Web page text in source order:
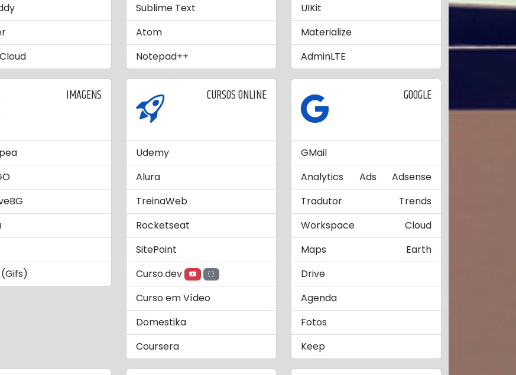
Sublime Text
Atom
Notepad++
UIKit
Materialize
AdminLTE
IMAGENS CURSOS ONLINE
Udemy
Alura
TreinaWeb
Rocketseat
SitePoint
Curso.dev
Curso em Vídeo
Domestika
Coursera
GOOGLE
GMail
Analytics
Ads
Adsense
Tradutor
Trends
Workspace
Cloud
Maps
Earth
Drive
Agenda
Fotos
Keep